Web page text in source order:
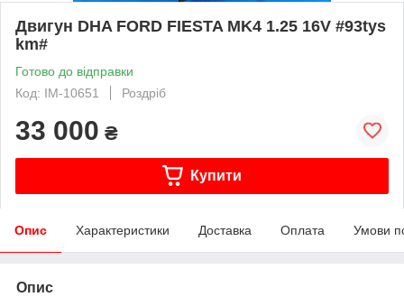
Двигун DHA FORD FIESTA MK4 1.25 16V #93tys
km#
Готово до відправки
Код: IM-10651
Роздріб
33 000 ₴
Купити
Опис Характеристики Доставка Оплата Умови
Опис